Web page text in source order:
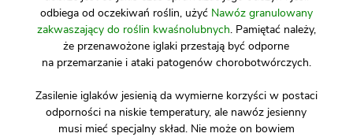
odbiega od oczekiwań roślin, użyć Nawóz granulowany
zakwaszający do roślin kwaśnolubnych. Pamiętać należy,
że przenawożone iglaki przestają być odporne
na przemarzanie i ataki patogenów chorobotwórczych.
Zasilenie iglaków jesienią da wymierne korzyści w postaci
odporności na niskie temperatury, ale nawóz jesienny
musi mieć specjalny skład. Nie może on bowiem